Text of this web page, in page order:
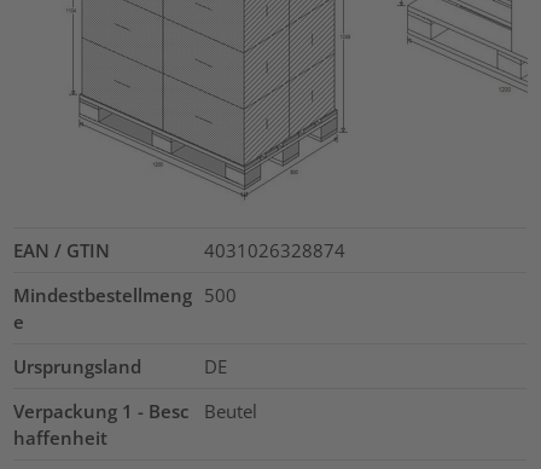
EAN / GTIN
4031026328874
Mindestbestellmeng
e
500
Ursprungsland
DE
Verpackung 1 - Besc
haffenheit
Beutel